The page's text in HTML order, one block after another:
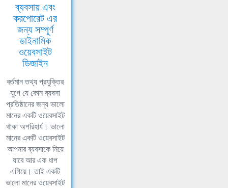
ব্যবসায় এবং
করপোরেট এর
জন্য সম্পূর্ণ
ডাইনামিক
ওয়েবসাইট
ডিজাইন
বর্তমান তথ্য প্রযুক্তির
যুগে যে কোন ব্যবসা
প্রতিষ্ঠানের জন্য ভালো
মানের একটি ওয়েবসাইট
থাকা অপরিহার্য। ভালো
মানের একটি ওয়েবসাইট
আপনার ব্যবসাকে নিয়ে
যাবে আর এক ধাপ
এগিয়ে। তাই একটি
ভালো মানের ওয়েবসাইট